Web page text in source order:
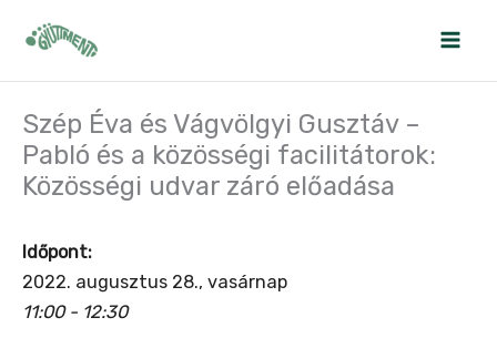
Szép Éva és Vágvölgyi Gusztáv –
Pabló és a közösségi facilitátorok:
Közösségi udvar záró előadása
Időpont:
2022. augusztus 28., vasárnap
11:00 - 12:30